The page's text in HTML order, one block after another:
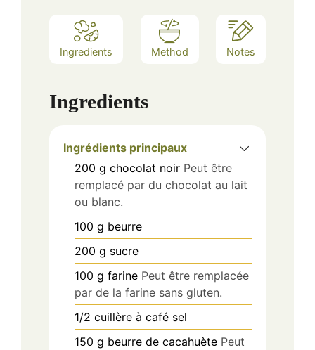
Ingredients Method Notes
Ingredients
Ingrédients principaux
200 g chocolat noir Peut être
remplacé par du chocolat au lait
ou blanc.
100 g beurre
200 g sucre
100 g farine Peut être remplacée
par de la farine sans gluten.
1/2 cuillère à café sel
150 g beurre de cacahuète Peut